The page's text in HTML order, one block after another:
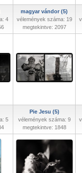
4
magyar vándor (5)
vélemények száma: 19
megtekintve: 2097
5
Pie Jesu (5)
vélemények száma: 9
megtekintve: 1848